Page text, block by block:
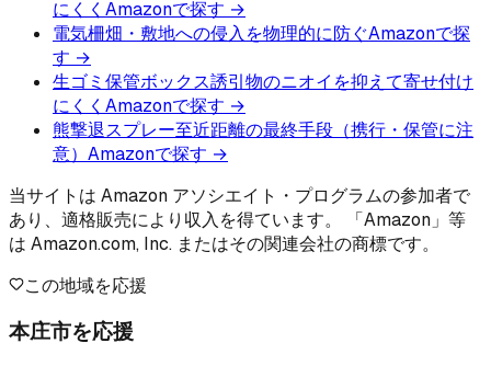
にくく Amazonで探す →
電気柵畑・敷地への侵入を物理的に防ぐAmazonで探
す →
生ゴミ保管ボックス誘引物のニオイを抑えて寄せ付け
にくく Amazonで探す →
熊撃退スプレー至近距離の最終手段（携行・保管に注
意） Amazonで探す →
当サイトは Amazon アソシエイト・プログラムの参加者で
あり、適格販売により収入を得ています。 「Amazon」等
は Amazon.com, Inc. またはその関連会社の商標です。
この地域を応援
本庄市を応援